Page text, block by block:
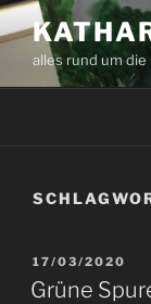
Zum
Inhalt
springenalles rund um die
AM
17/03/2020
Grüne